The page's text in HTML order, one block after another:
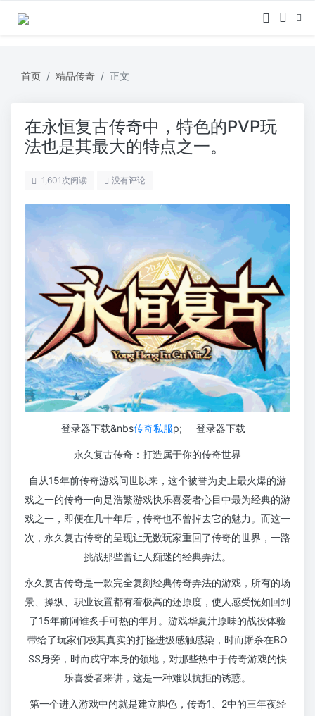
首页 精品传奇 正文
在永恒复古传奇中，特色的PVP玩
法也是其最大的特点之一。
1,601 次阅读 没有评论
登录器下载&nbs传奇私服p; 登录器下载
永久复古传奇：打造属于你的传奇世界
自从15年前传奇游戏问世以来，这个被誉为史上最火爆的游
戏之一的传奇一向是浩繁游戏快乐喜爱者心目中最为经典的游
戏之一，即便在几十年后，传奇也不曾掉去它的魅力。而这一
次，永久复古传奇的呈现让无数玩家重回了传奇的世界，一路
挑战那些曾让人痴迷的经典弄法。
永久复古传奇是一款完全复刻经典传奇弄法的游戏，所有的场
景、操纵、职业设置都有着极高的还原度，使人感受恍如回到
了15年前阿谁炙手可热的年月。游戏华夏汁原味的战役体验
带给了玩家们极其真实的打怪进级感触感染，时而厮杀在BO
SS身旁，时而戍守本身的领地，对那些热中于传奇游戏的快
乐喜爱者来讲，这是一种难以抗拒的诱惑。
第一个进入游戏中的就是建立脚色，传奇1、2中的三年夜经